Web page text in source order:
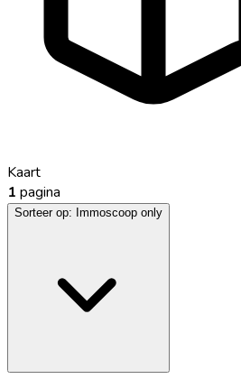
Kaart
1 pagina
Sorteer op: Immoscoop only